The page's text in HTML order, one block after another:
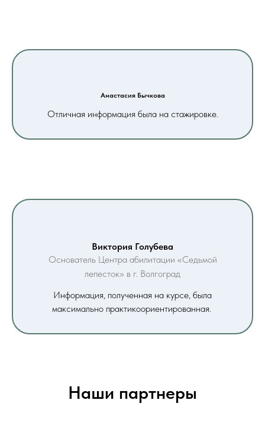
Анастасия Бычкова
Отличная информация была на стажировке.
Виктория Голубева
Основатель Центра абилитации «Седьмой
лепесток» в г. Волгоград
Информация, полученная на курсе, была
максимально практикоориентированная.
Наши партнеры